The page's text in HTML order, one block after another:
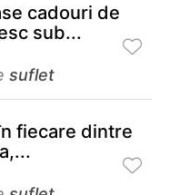
cadouri de
sub...
suflet
fiecare dintre